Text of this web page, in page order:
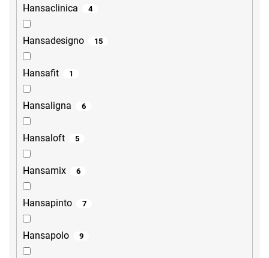
Hansaclinica 4
Hansadesigno 15
Hansafit 1
Hansaligna 6
Hansaloft 5
Hansamix 6
Hansapinto 7
Hansapolo 9